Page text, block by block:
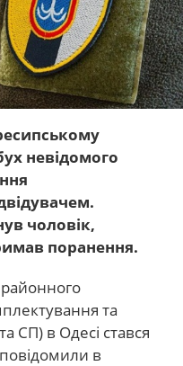
невідомого
чоловік,
поранення.
районного
та
СП) в Одесі стався
в